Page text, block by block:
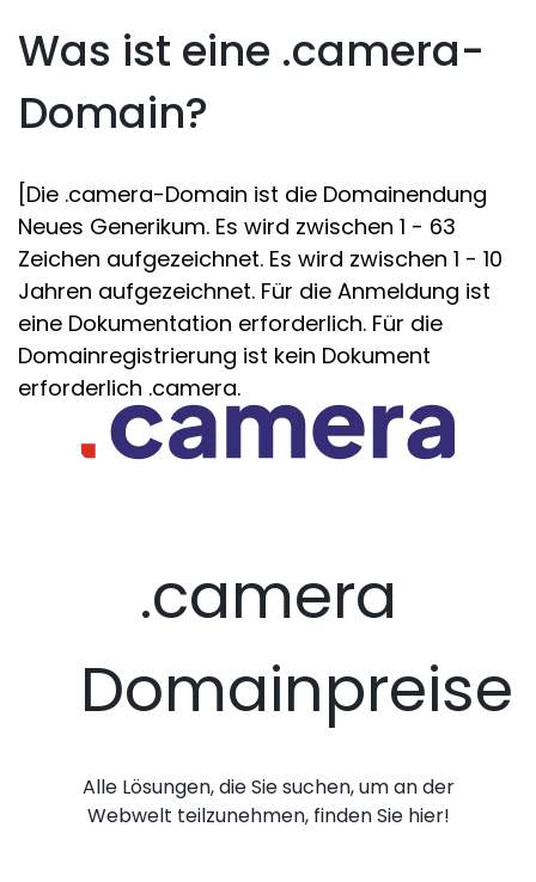
Was ist eine .camera-
Domain?
[Die .camera-Domain ist die Domainendung
Neues Generikum. Es wird zwischen 1 - 63
Zeichen aufgezeichnet. Es wird zwischen 1 - 10
Jahren aufgezeichnet. Für die Anmeldung ist
eine Dokumentation erforderlich. Für die
Domainregistrierung ist kein Dokument
erforderlich .camera.
.camera
Domainpreise
Alle Lösungen, die Sie suchen, um an der
Webwelt teilzunehmen, finden Sie hier!